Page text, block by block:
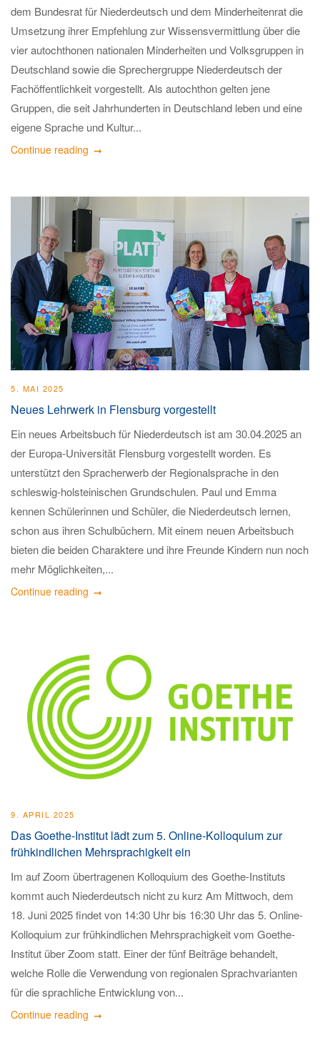
dem Bundesrat für Niederdeutsch und dem Minderheitenrat die
Umsetzung ihrer Empfehlung zur Wissensvermittlung über die
vier autochthonen nationalen Minderheiten und Volksgruppen in
Deutschland sowie die Sprechergruppe Niederdeutsch der
Fachöffentlichkeit vorgestellt. Als autochthon gelten jene
Gruppen, die seit Jahrhunderten in Deutschland leben und eine
eigene Sprache und Kultur...
Continue reading
5. MAI 2025
Neues Lehrwerk in Flensburg vorgestellt
Ein neues Arbeitsbuch für Niederdeutsch ist am 30.04.2025 an
der Europa-Universität Flensburg vorgestellt worden. Es
unterstützt den Spracherwerb der Regionalsprache in den
schleswig-holsteinischen Grundschulen. Paul und Emma
kennen Schülerinnen und Schüler, die Niederdeutsch lernen,
schon aus ihren Schulbüchern. Mit einem neuen Arbeitsbuch
bieten die beiden Charaktere und ihre Freunde Kindern nun noch
mehr Möglichkeiten,...
Continue reading
9. APRIL 2025
Das Goethe-Institut lädt zum 5. Online-Kolloquium zur
frühkindlichen Mehrsprachigkeit ein
Im auf Zoom übertragenen Kolloquium des Goethe-Instituts
kommt auch Niederdeutsch nicht zu kurz Am Mittwoch, dem
18. Juni 2025 findet von 14:30 Uhr bis 16:30 Uhr das 5. Online-
Kolloquium zur frühkindlichen Mehrsprachigkeit vom Goethe-
Institut über Zoom statt. Einer der fünf Beiträge behandelt,
welche Rolle die Verwendung von regionalen Sprachvarianten
für die sprachliche Entwicklung von...
Continue reading